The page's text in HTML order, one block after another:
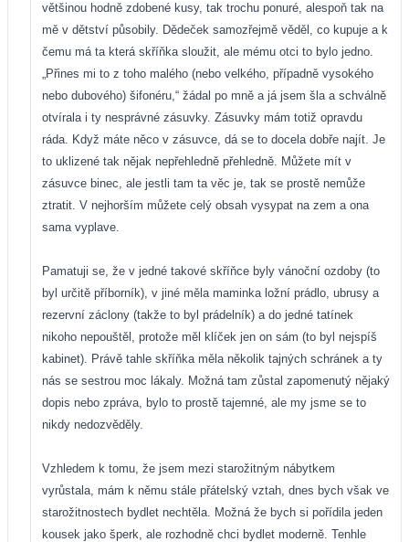
většinou hodně zdobené kusy, tak trochu ponuré, alespoň tak na
mě v dětství působily. Dědeček samozřejmě věděl, co kupuje a k
čemu má ta která skříňka sloužit, ale mému otci to bylo jedno.
„Přines mi to z toho malého (nebo velkého, případně vysokého
nebo dubového) šifonéru,“ žádal po mně a já jsem šla a schválně
otvírala i ty nesprávné zásuvky. Zásuvky mám totiž opravdu
ráda. Když máte něco v zásuvce, dá se to docela dobře najít. Je
to uklizené tak nějak nepřehledně přehledně. Můžete mít v
zásuvce binec, ale jestli tam ta věc je, tak se prostě nemůže
ztratit. V nejhorším můžete celý obsah vysypat na zem a ona
sama vyplave.
Pamatuji se, že v jedné takové skříňce byly vánoční ozdoby (to
byl určitě příborník), v jiné měla maminka ložní prádlo, ubrusy a
rezervní záclony (takže to byl prádelník) a do jedné tatínek
nikoho nepouštěl, protože měl klíček jen on sám (to byl nejspíš
kabinet). Právě tahle skříňka měla několik tajných schránek a ty
nás se sestrou moc lákaly. Možná tam zůstal zapomenutý nějaký
dopis nebo zpráva, bylo to prostě tajemné, ale my jsme se to
nikdy nedozvěděly.
Vzhledem k tomu, že jsem mezi starožitným nábytkem
vyrůstala, mám k němu stále přátelský vztah, dnes bych však ve
starožitnostech bydlet nechtěla. Možná že bych si pořídila jeden
kousek jako šperk, ale rozhodně chci bydlet moderně. Tenhle